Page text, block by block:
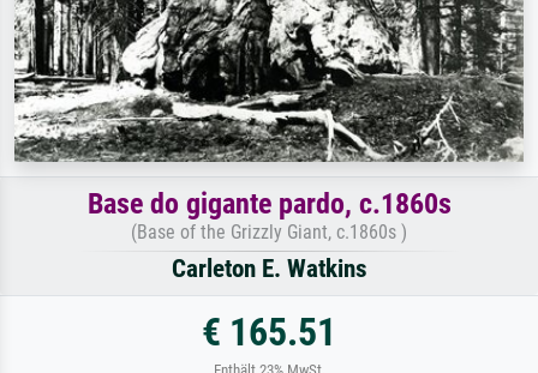
Base do gigante pardo, c.1860s
(Base of the Grizzly Giant, c.1860s )
Carleton E. Watkins
€ 165.51